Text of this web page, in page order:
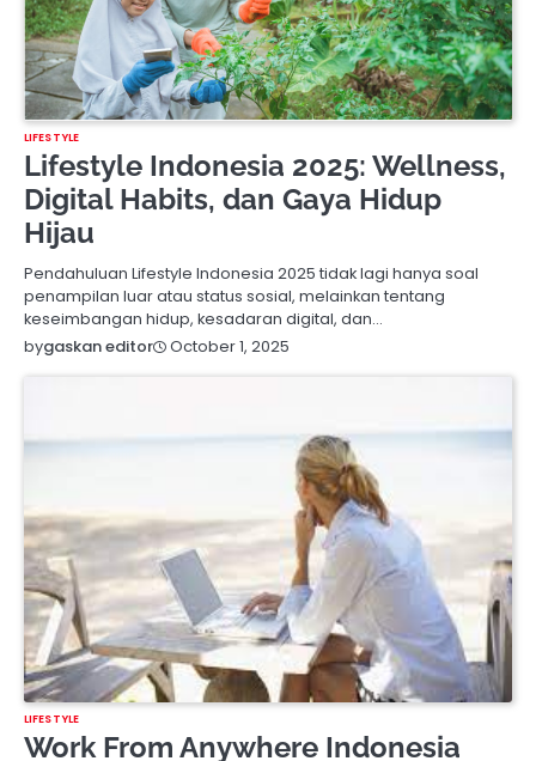
LIFESTYLE
Lifestyle Indonesia 2025: Wellness,
Digital Habits, dan Gaya Hidup
Hijau
Pendahuluan Lifestyle Indonesia 2025 tidak lagi hanya soal
penampilan luar atau status sosial, melainkan tentang
keseimbangan hidup, kesadaran digital, dan…
bygaskan editor October 1, 2025
LIFESTYLE
Work From Anywhere Indonesia